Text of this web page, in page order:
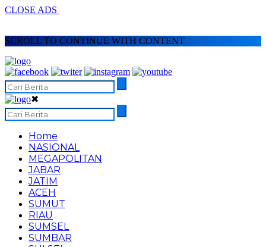
CLOSE ADS
SCROLL TO CONTINUE WITH CONTENT
✖
Home
NASIONAL
MEGAPOLITAN
JABAR
JATIM
ACEH
SUMUT
RIAU
SUMSEL
SUMBAR